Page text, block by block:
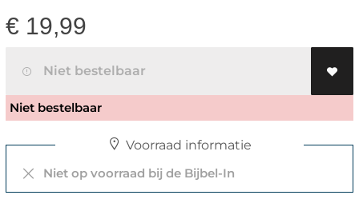
€ 19,99
Niet bestelbaar
Niet bestelbaar
Voorraad informatie
Niet op voorraad bij de Bijbel-In